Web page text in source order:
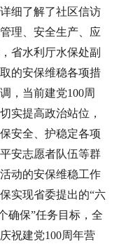
细了解了社区信访
理、安全生产、应
省水利厅水保处副
的安保维稳各项措
，当前建党100周
实提高政治站位，
安全、护稳定各项
安志愿者队伍等群
动的安保维稳工作
实现省委提出的“六
确保”任务目标，全
祝建党100周年营